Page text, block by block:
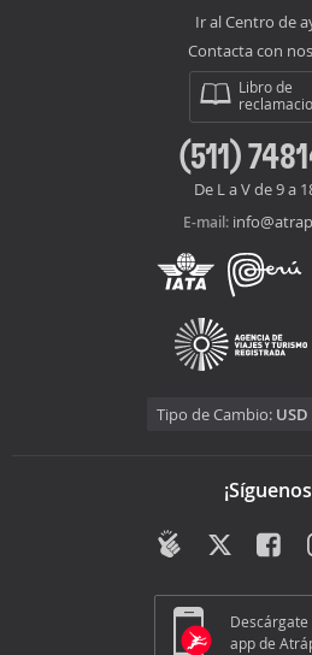
Ir al Centro de
Contacta con
Libro de
(511)
De L a V de 9 a
E-mail:
Tipo de Cambio: USD
app de